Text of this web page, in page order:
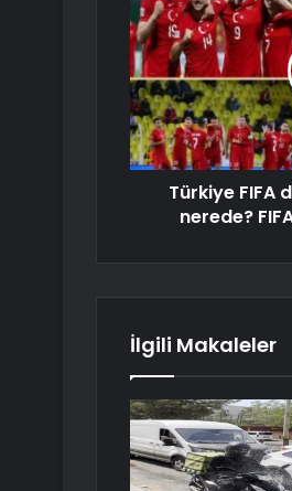
Türkiye FIFA
nerede?
İlgili Makaleler